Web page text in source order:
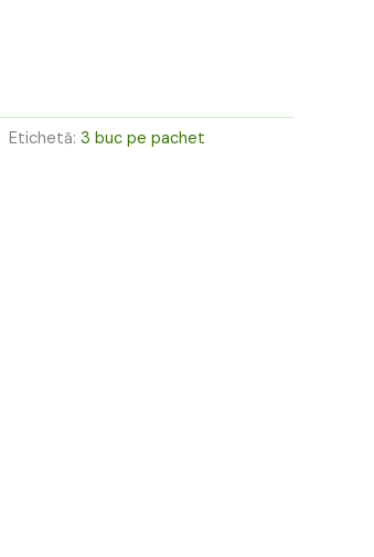
Etichetă: 3 buc pe pachet